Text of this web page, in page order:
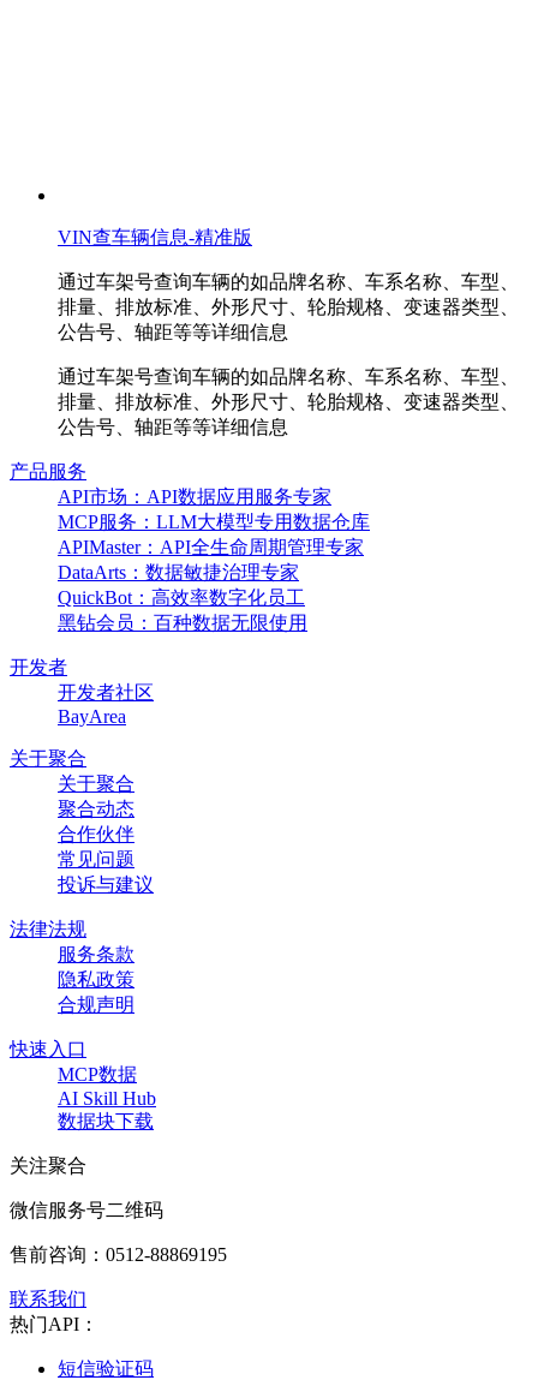
VIN查车辆信息-精准版
通过车架号查询车辆的如品牌名称、车系名称、车型、
排量、排放标准、外形尺寸、轮胎规格、变速器类型、
公告号、轴距等等详细信息
通过车架号查询车辆的如品牌名称、车系名称、车型、
排量、排放标准、外形尺寸、轮胎规格、变速器类型、
公告号、轴距等等详细信息
产品服务
API市场：API数据应用服务专家
MCP服务：LLM大模型专用数据仓库
APIMaster：API全生命周期管理专家
DataArts：数据敏捷治理专家
QuickBot：高效率数字化员工
黑钻会员：百种数据无限使用
开发者
开发者社区
BayArea
关于聚合
关于聚合
聚合动态
合作伙伴
常见问题
投诉与建议
法律法规
服务条款
隐私政策
合规声明
快速入口
MCP数据
AI Skill Hub
数据块下载
关注聚合
微信服务号二维码
售前咨询： 0512-88869195
联系我们
热门API：
短信验证码